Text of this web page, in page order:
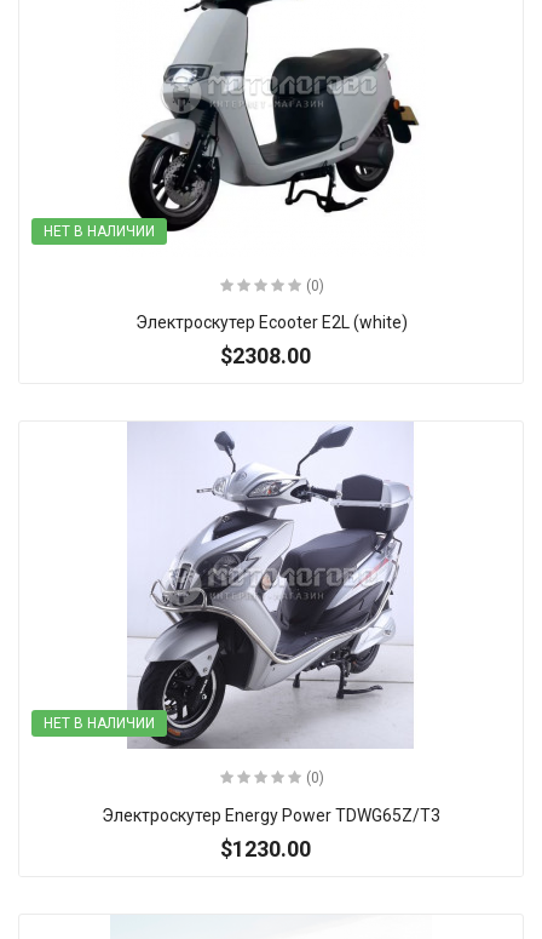
НЕТ В НАЛИЧИИ
(0)
Электроскутер Ecooter E2L (white)
$2308.00
НЕТ В НАЛИЧИИ
(0)
Электроскутер Energy Power TDWG65Z/T3
$1230.00